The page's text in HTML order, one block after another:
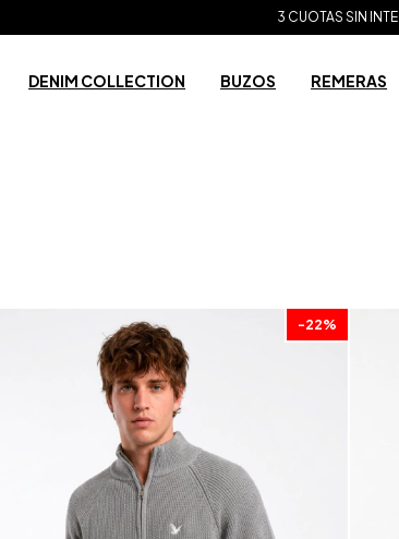
3 CUOTAS SIN
NUEVA COLECCIÓN
DENIM COLLECTION BUZOS REMERAS
-22%